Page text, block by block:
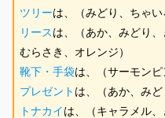
ツリーは、（みどり、ちゃい
リースは、（あか、みどり、
むらさき、オレンジ）
靴下・手袋は、（サーモンピ
プレゼント は、（あか、みど
トナカイは、（キャラメル、